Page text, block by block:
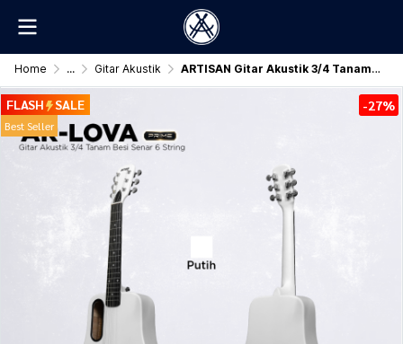
Home ... Gitar Akustik ARTISAN Gitar Akustik 3/4 Tanam Besi ( AR - LOVA Prime )
FLASH SALE
Best Seller
-27%